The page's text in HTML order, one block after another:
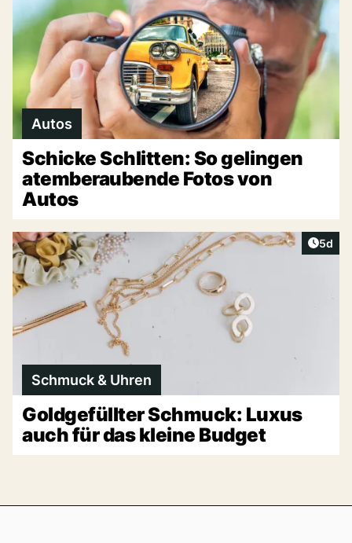
Autos
Schicke Schlitten: So gelingen
atemberaubende Fotos von
Autos
5d
Schmuck & Uhren
Goldgefüllter Schmuck: Luxus
auch für das kleine Budget